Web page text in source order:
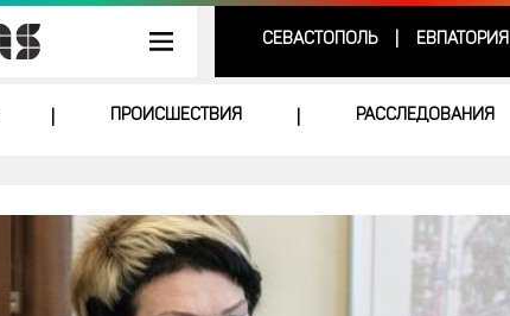
СЕВАСТОПОЛЬ ЕВПАТОРИЯ
ПРОИСШЕСТВИЯ РАССЛЕДОВАНИЯ